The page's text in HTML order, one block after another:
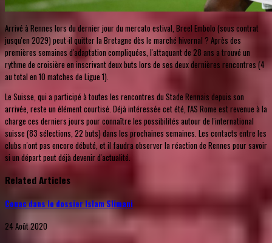
Arrivé à Rennes lors du dernier jour du mercato estival, Breel Embolo (sous contrat
jusqu'en 2029) peut-il quitter la Bretagne dès le marché hivernal ? Après des
premières semaines d'adaptation compliquées, l'attaquant de 28 ans a trouvé un
rythme de croisière en inscrivant deux buts lors de ses deux dernières rencontres (4
au total en 10 matches de Ligue 1).
Le Suisse, qui a participé à toutes les rencontres du Stade Rennais depuis son
arrivée, reste un élément courtisé. Déjà intéressée cet été, l'AS Rome est revenue à la
charge ces derniers jours pour connaître les possibilités autour de l'international
suisse (83 sélections, 22 buts) dans les prochaines semaines. Les contacts entre les
clubs n'ont pas encore débuté, et il faudra observer la réaction de Rennes pour savoir
si un départ peut déjà devenir d'actualité.
Related Articles
Couac dans le dossier Islam Slimani
24 Août 2020